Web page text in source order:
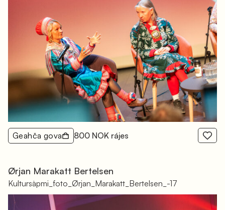
Geahča gova 800 NOK rájes
Ørjan Marakatt Bertelsen
Kultursàpmi_foto_Ørjan_Marakatt_Bertelsen_-17